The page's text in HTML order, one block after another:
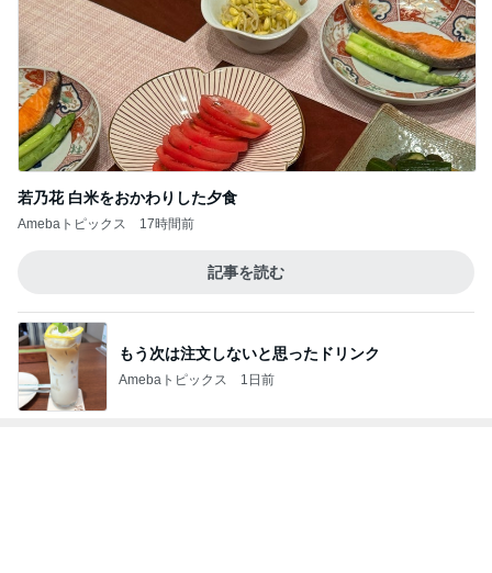
若乃花 白米をおかわりした夕食
Amebaトピックス 17時間前
記事を読む
もう次は注文しないと思ったドリンク
Amebaトピックス 1日前